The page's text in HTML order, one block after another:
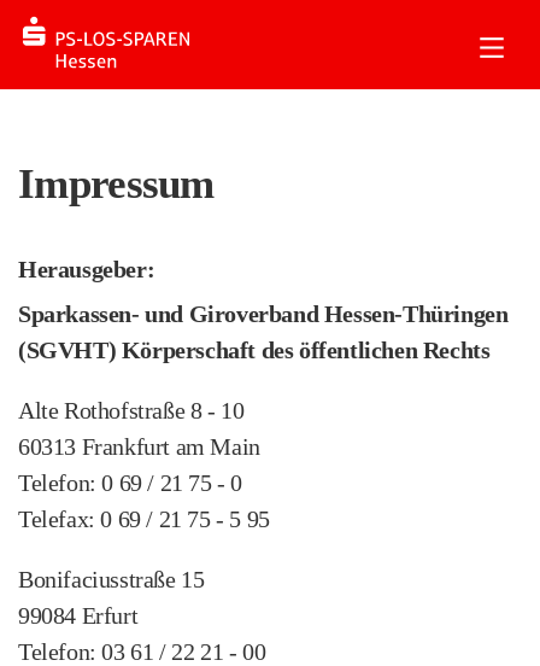
Impressum
Herausgeber:
Sparkassen- und Giroverband Hessen-Thüringen
(SGVHT) Körperschaft des öffentlichen Rechts
Alte Rothofstraße 8 - 10
60313 Frankfurt am Main
Telefon: 0 69 / 21 75 - 0
Telefax: 0 69 / 21 75 - 5 95
Bonifaciusstraße 15
99084 Erfurt
Telefon: 03 61 / 22 21 - 00